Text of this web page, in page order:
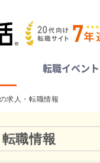
転職イベント
求人・転職情報
職情報